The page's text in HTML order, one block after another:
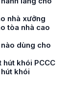
nhà xưởng
tòa nhà cao
dùng cho
khói PCCC
khói